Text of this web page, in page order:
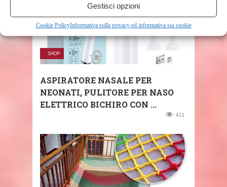
Gestisci opzioni
Cookie PolicyInformativa sulla privacy ed informativa sui cookie
SHOP
ASPIRATORE NASALE PER
NEONATI, PULITORE PER NASO
ELETTRICO BICHIRO CON ...
411